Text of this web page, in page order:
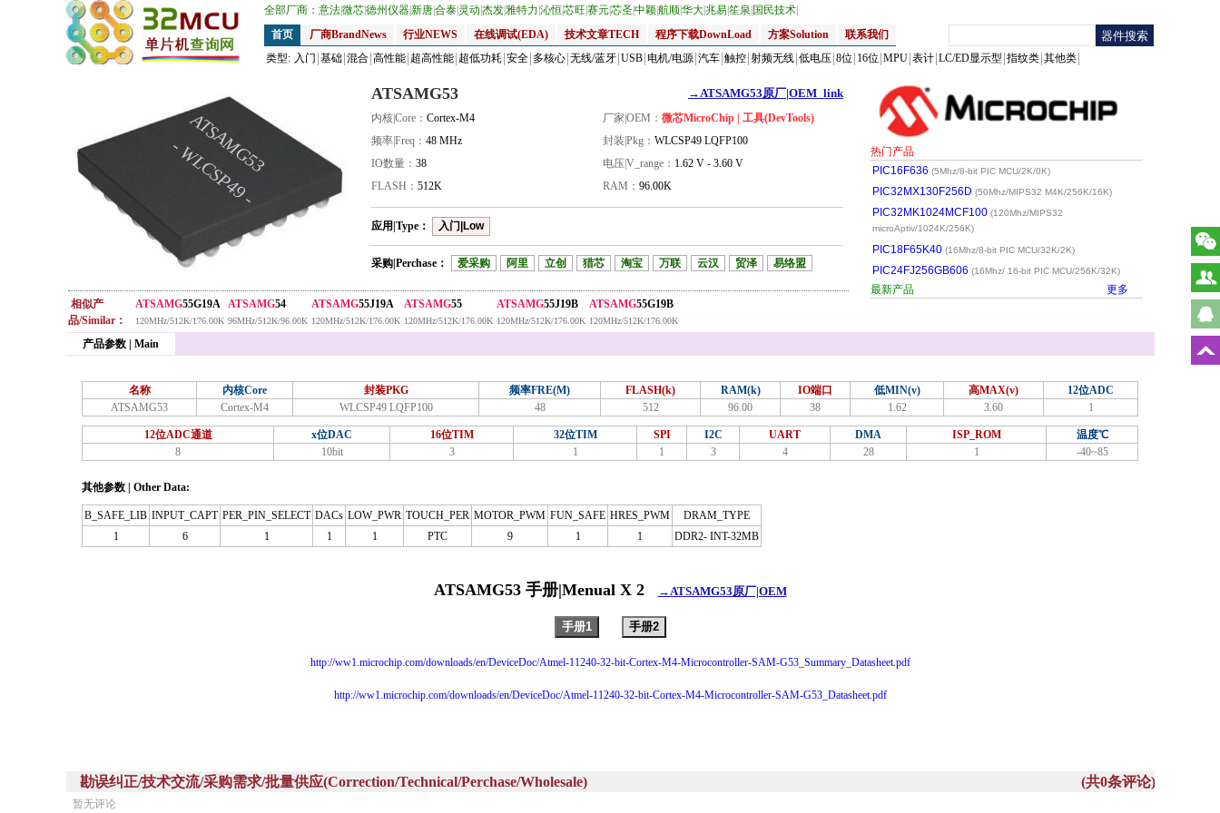
全部厂商： 意法微芯德州仪器新唐合泰 灵动 杰发雅特力 沁恒芯旺 赛元芯圣 中颖航顺华大兆易笙泉 国民技术
首页
厂商BrandNews 行业NEWS 在线调试(EDA) 技术文章TECH 程序下载DownLoad 方案Solution
联系我们
类型: 入门 基础 混合 高性能 超高性能 超低功耗 安全 多核心 无线/蓝牙 USB 电机/电源 汽车 触控 射频无线 低电压 8位 16位 MPU 表计 LC/ED显示型 指纹类 其他类
ATSAMG53
- WLCSP49 -
ATSAMG53 →ATSAMG53原厂|OEM_link
内核|Core： Cortex-M4 厂家|OEM： 微芯MicroChip | 工具(DevTools)
频率|Freq： 48 MHz 封装|Pkg： WLCSP49 LQFP100
IO数量： 38 电压|V_range： 1.62 V - 3.60 V
FLASH： 512K RAM： 96.00K
应用|Type： 入门|Low
采购|Perchase： 爱采购 阿里 立创 猎芯 淘宝 万联 云汉 贸泽 易络盟
相似产
品/Similar：
ATSAMG55G19A
120MHz/512K/176.00K
ATSAMG54
96MHz/512K/96.00K
ATSAMG55J19A
120MHz/512K/176.00K
ATSAMG55
120MHz/512K/176.00K
ATSAMG55J19B
120MHz/512K/176.00K
ATSAMG55G19B
120MHz/512K/176.00K
热门产品
PIC16F636 (5Mhz/8-bit PIC MCU/2K/0K)
PIC32MX130F256D (50Mhz/MIPS32 M4K/256K/16K)
PIC32MK1024MCF100 (120Mhz/MIPS32
microAptiv/1024K/256K)
PIC18F65K40 (16Mhz/8-bit PIC MCU/32K/2K)
PIC24FJ256GB606 (16Mhz/ 16-bit PIC MCU/256K/32K)
最新产品 更多
产品参数 | Main
名称 内核Core 封装PKG 频率FRE(M) FLASH(k) RAM(k) IO端口 低MIN(v) 高MAX(v)
12位ADC
ATSAMG53
Cortex-M4 WLCSP49 LQFP100 48 512 96.00 38 1.62 3.60 1
12位ADC通道 x位DAC 16位TIM 32位TIM SPI I2C UART DMA ISP_ROM
温度℃
8
10bit 3 1 1 3 4 28 1 -40~85
其他参数 | Other Data:
B_SAFE_LIB INPUT_CAPT PER_PIN_SELECT DACs LOW_PWR TOUCH_PER MOTOR_PWM FUN_SAFE HRES_PWM
DRAM_TYPE
1
6 1 1 1 PTC 9 1 1 DDR2- INT-32MB
ATSAMG53 手册|Menual X 2 →ATSAMG53原厂|OEM
手册1 手册2
http://ww1.microchip.com/downloads/en/DeviceDoc/Atmel-11240-32-bit-Cortex-M4-Microcontroller-SAM-G53_Summary_Datasheet.pdf
http://ww1.microchip.com/downloads/en/DeviceDoc/Atmel-11240-32-bit-Cortex-M4-Microcontroller-SAM-G53_Datasheet.pdf
勘误纠正/技术交流/采购需求/批量供应(Correction/Technical/Perchase/Wholesale) (共0条评论)
暂无评论